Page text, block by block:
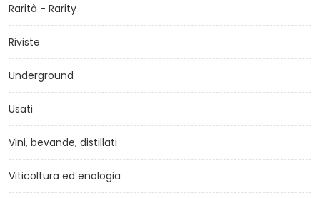
Rarità - Rarity
Riviste
Underground
Usati
Vini, bevande, distillati
Viticoltura ed enologia